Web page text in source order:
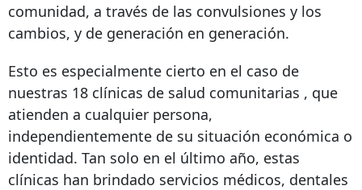
comunidad, a través de las convulsiones y los
cambios, y de generación en generación.
Esto es especialmente cierto en el caso de
nuestras 18 clínicas de salud comunitarias , que
atienden a cualquier persona,
independientemente de su situación económica o
identidad. Tan solo en el último año, estas
clínicas han brindado servicios médicos, dentales